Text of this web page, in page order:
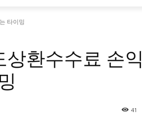
타이밍
환수수료 손익
41